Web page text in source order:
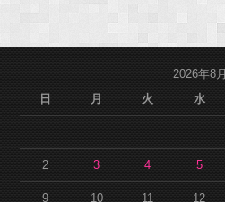
2026年8月
日
月 火 水
2 3 4 5
9 10 11 12